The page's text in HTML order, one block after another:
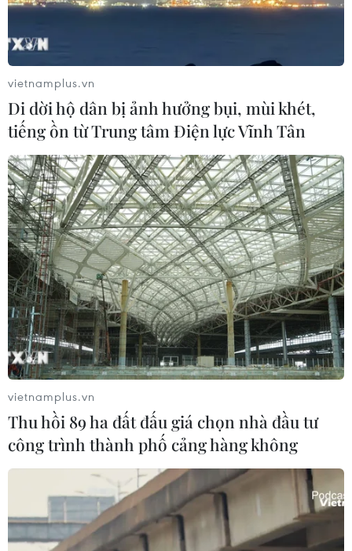
Ngân hàng trung ương Ấn Độ rút về 100
tấn vàng được lưu trữ ở Anh
01/06/2024 12:22
RBI đã bị chỉ trích nặng nề vào năm 1991 khi buộc phải
cầm cố một phần dự trữ vàng để giúp đất nước vượt
qua cuộc khủng hoảng ngoại hối dẫn đến việc vàng
phải di chuyển ra khỏi Ấn Độ.
vietnamplus.vn
Di dời hộ dân bị ảnh hưởng bụi, mùi khét,
tiếng ồn từ Trung tâm Điện lực Vĩnh Tân
vietnamplus.vn
Thu hồi 89 ha đất đấu giá chọn nhà đầu tư
công trình thành phố cảng hàng không